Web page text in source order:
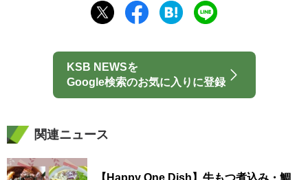
KSB NEWSを
Google検索のお気に入りに登録
関連ニュース
【Happy One Dish】牛もつ煮込み・鯛